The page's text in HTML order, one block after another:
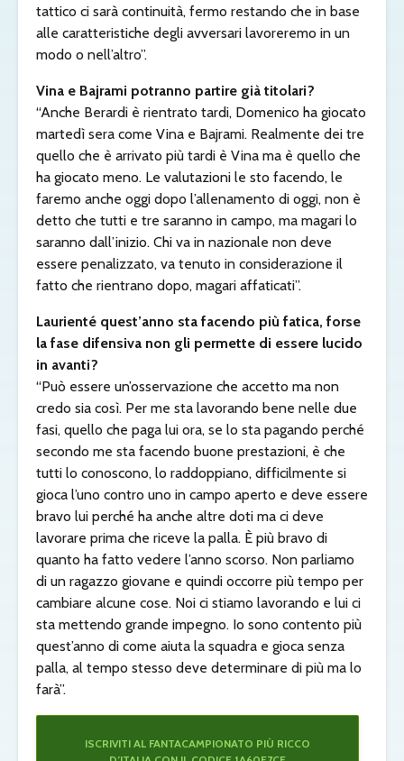
tattico ci sarà continuità, fermo restando che in base
alle caratteristiche degli avversari lavoreremo in un
modo o nell’altro”.
Vina e Bajrami potranno partire già titolari?
“Anche Berardi è rientrato tardi, Domenico ha giocato
martedì sera come Vina e Bajrami. Realmente dei tre
quello che è arrivato più tardi è Vina ma è quello che
ha giocato meno. Le valutazioni le sto facendo, le
faremo anche oggi dopo l’allenamento di oggi, non è
detto che tutti e tre saranno in campo, ma magari lo
saranno dall’inizio. Chi va in nazionale non deve
essere penalizzato, va tenuto in considerazione il
fatto che rientrano dopo, magari affaticati”.
Laurienté quest’anno sta facendo più fatica, forse
la fase difensiva non gli permette di essere lucido
in avanti?
“Può essere un’osservazione che accetto ma non
credo sia così. Per me sta lavorando bene nelle due
fasi, quello che paga lui ora, se lo sta pagando perché
secondo me sta facendo buone prestazioni, è che
tutti lo conoscono, lo raddoppiano, difficilmente si
gioca l’uno contro uno in campo aperto e deve essere
bravo lui perché ha anche altre doti ma ci deve
lavorare prima che riceve la palla. È più bravo di
quanto ha fatto vedere l’anno scorso. Non parliamo
di un ragazzo giovane e quindi occorre più tempo per
cambiare alcune cose. Noi ci stiamo lavorando e lui ci
sta mettendo grande impegno. Io sono contento più
quest’anno di come aiuta la squadra e gioca senza
palla, al tempo stesso deve determinare di più ma lo
farà”.
ISCRIVITI AL FANTACAMPIONATO PIÙ RICCO